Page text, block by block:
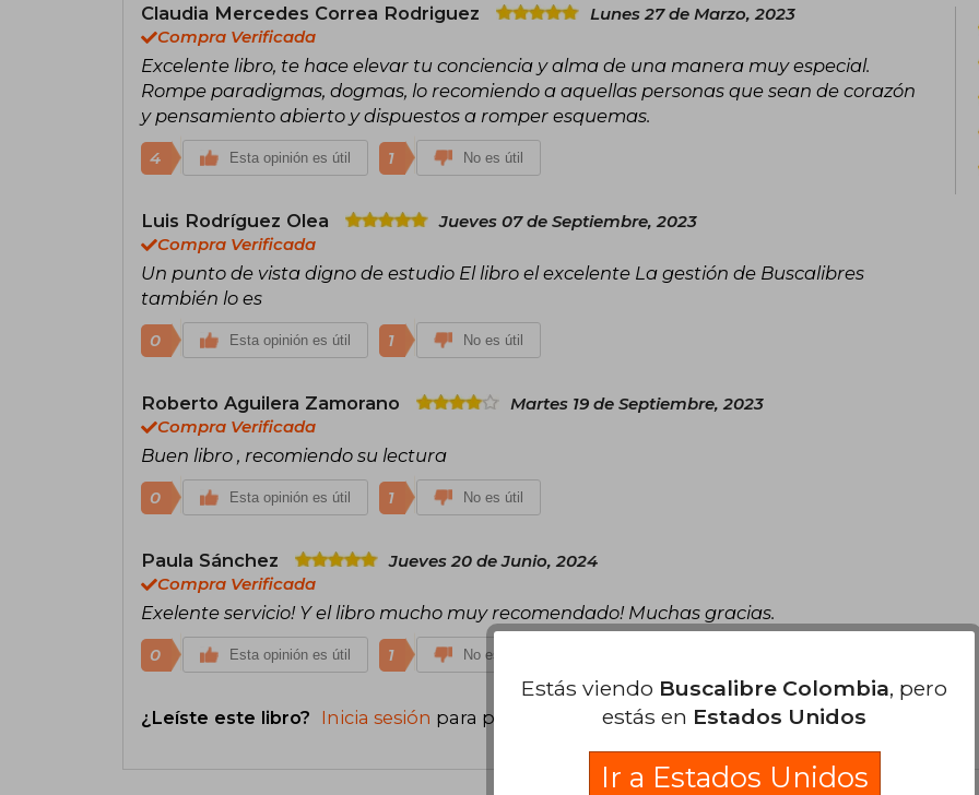
Es autor de obras como "El judaísmo
del Misticismo Judío" (2016) y "Keter,
Emuná Desde La Cábala" (2023), en
los desafíos contemporáneos. Su
espiritualidad y el conocimiento
como una referencia internacional
Claudia Mercedes Correa Rodriguez
Lunes 27 de Marzo, 2023
Compra Verificada
Excelente libro, te hace elevar tu conciencia y alma de una manera muy especial.
Rompe paradigmas, dogmas, lo recomiendo a aquellas personas que sean de corazón
y pensamiento abierto y dispuestos a romper esquemas.
4 Esta opinión es útil 1 No es útil
Luis Rodríguez Olea
Jueves 07 de Septiembre, 2023
Compra Verificada
Un punto de vista digno de estudio El libro el excelente La gestión de Buscalibres
también lo es
0 Esta opinión es útil 1 No es útil
Roberto Aguilera Zamorano
Martes 19 de Septiembre, 2023
Compra Verificada
Buen libro , recomiendo su lectura
0 Esta opinión es útil 1 No es útil
Paula Sánchez
Jueves 20 de Junio, 2024
Compra Verificada
Exelente servicio! Y el libro mucho muy recomendado! Muchas gracias.
0 Esta opinión es útil 1 No es útil
¿Leíste este libro? Inicia sesión para poder agregar tu propia evaluación.
Estás viendo Buscalibre Colombia, pero
estás en Estados Unidos
Ir a Estados Unidos